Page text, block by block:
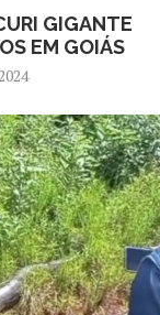
GIGANTE
EM GOIÁS